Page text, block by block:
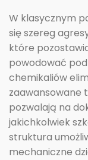
W klasycznym
się szereg
które
powodować
chemikaliów
zaawansowane
pozwalają na
jakichkolwiek
struktura
mechaniczne